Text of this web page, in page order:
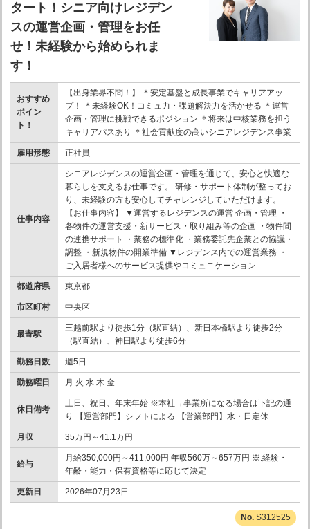
タート！シニア向けレジデン
スの運営企画・管理をお任
せ！未経験から始められま
す！
おすすめ
ポイン
ト！
【出身業界不問！】 ＊安定基盤と成長事業でキャリアアッ
プ！ ＊未経験OK！コミュ力・課題解決力を活かせる ＊運営
企画・管理に挑戦できるポジション ＊将来は中核業務を担う
キャリアパスあり ＊社会貢献度の高いシニアレジデンス事業
雇用形態 正社員
仕事内容
シニアレジデンスの運営企画・管理を通じて、安心と快適な
暮らしを支えるお仕事です。 研修・サポート体制が整ってお
り、未経験の方も安心してチャレンジしていただけます。
【お仕事内容】 ▼運営するレジデンスの運営 企画・管理 ・
各物件の運営支援・新サービス・取り組み等の企画 ・物件間
の連携サポート ・業務の標準化 ・業務委託先企業との協議・
調整 ・新規物件の開業準備 ▼レジデンス内での運営業務 ・
ご入居者様へのサービス提供やコミュニケーション
都道府県 東京都
市区町村 中央区
最寄駅
三越前駅より徒歩1分（駅直結）、新日本橋駅より徒歩2分
（駅直結）、神田駅より徒歩6分
勤務日数 週5日
勤務曜日 月 火 水 木 金
休日備考
土日、祝日、年末年始 ※本社→事業所になる場合は下記の通
り 【運営部門】シフトによる 【営業部門】水・日定休
月収 35万円～41.1万円
給与
月給350,000円～411,000円 年収560万～657万円 ※:経験・
年齢・能力・保有資格等に応じて決定
更新日 2026年07月23日
S312525